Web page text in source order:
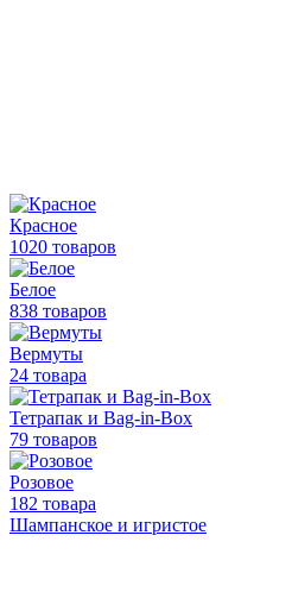
Красное
1020 товаров
Белое
838 товаров
Вермуты
24 товара
Тетрапак и Bag-in-Box
79 товаров
Розовое
182 товара
Шампанское и игристое